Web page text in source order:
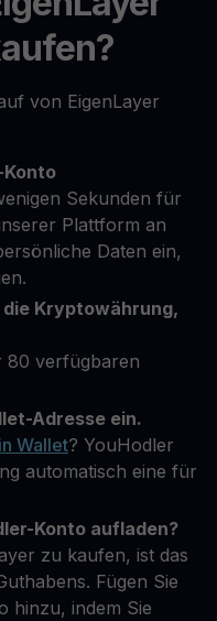
von EigenLayer
Konto
Sekunden für
Plattform an
Daten ein,
die Kryptowährung,
80 verfügbaren
Adresse ein.
Wallet? YouHodler
automatisch eine für
Konto aufladen?
zu kaufen, ist das
Fügen Sie
hinzu, indem Sie